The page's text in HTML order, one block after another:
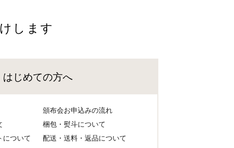
します
はじめての方へ
頒布会お申込みの流れ
梱包・熨斗について
について
配送・送料・返品について